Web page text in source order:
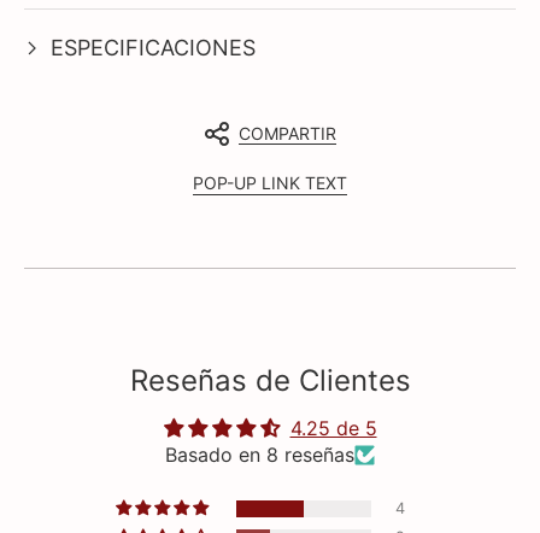
ESPECIFICACIONES
COMPARTIR
POP-UP LINK TEXT
Reseñas de Clientes
4.25 de 5
Basado en 8 reseñas
4